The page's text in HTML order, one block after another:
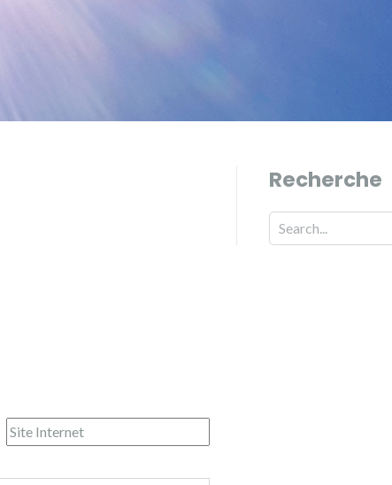
Recherche
Search for: